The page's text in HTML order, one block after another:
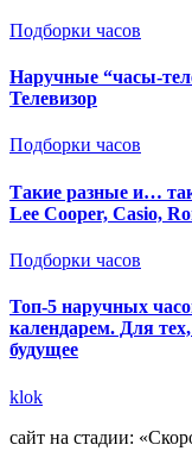
Подборки часов
Наручные “часы-
Телевизор
Подборки часов
Такие разные и…
Lee Cooper, Casio,
Подборки часов
Топ-5 наручных
календарем. Для
будущее
klok
сайт на стадии: